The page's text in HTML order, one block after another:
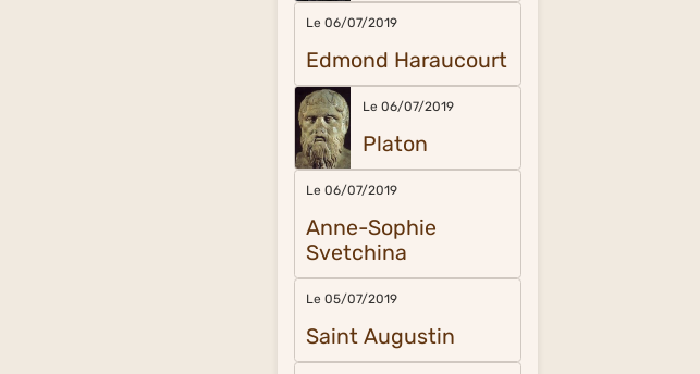
Le 06/07/2019
Edmond Haraucourt
Le 06/07/2019
Platon
Le 06/07/2019
Anne-Sophie
Svetchina
Le 05/07/2019
Saint Augustin